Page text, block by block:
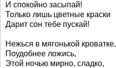
И спокойно засыпай!
Только лишь цветные краски
Дарит сон тебе пускай!
Нежься в мягонькой кроватке,
Поудобнее ложись,
Этой ночью мирно, сладко,